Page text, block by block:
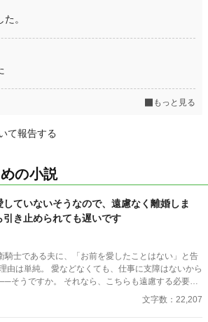
。
もっと見る
て報告する
の小説
していないそうなので、遠慮なく離婚しま
引き止められても遅いです
騎士である夫に、「お前を愛したことはない」と告
の選定。
ように」こなしていたそれらは、すべて私が整えて
文字数：22,207